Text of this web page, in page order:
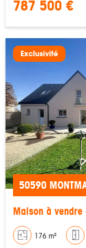
787 500 €
Exclusivité
50590
Maison à
176 m²